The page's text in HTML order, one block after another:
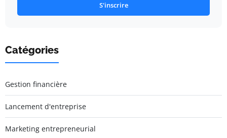
S'inscrire
Catégories
Gestion financière
Lancement d'entreprise
Marketing entrepreneurial